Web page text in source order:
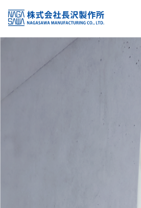
NAGASAWA MFG. CO., LTD.
信頼と技術で未来の安全を支える